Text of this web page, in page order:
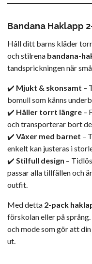
Bandana Haklapp
Håll ditt barns kläder
och stilrena bandana-
tandsprickningen när
✔️ Mjukt & skonsamt –
bomull som känns
✔️ Håller torrt längre –
och transporterar bort
✔️ Växer med barnet –
enkelt kan justeras i
✔️ Stilfull design –
passar alla tillfällen och
outfit.
Med detta 2-pack
förskolan eller på
och mode som gör att
ut.